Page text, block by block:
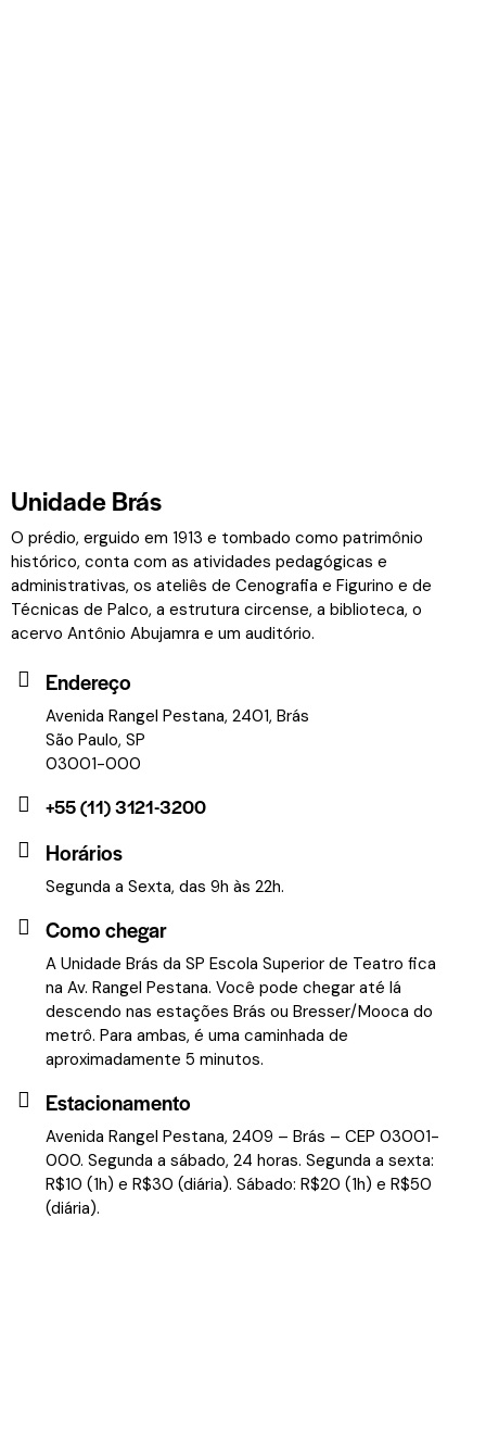
Unidade Brás
O prédio, erguido em 1913 e tombado como patrimônio
histórico, conta com as atividades pedagógicas e
administrativas, os ateliês de Cenografia e Figurino e de
Técnicas de Palco, a estrutura circense, a biblioteca, o
acervo Antônio Abujamra e um auditório.
Endereço
Avenida Rangel Pestana, 2401, Brás
São Paulo, SP
03001-000
+55 (11) 3121-3200
Horários
Segunda a Sexta, das 9h às 22h.
Como chegar
A Unidade Brás da SP Escola Superior de Teatro fica
na Av. Rangel Pestana. Você pode chegar até lá
descendo nas estações Brás ou Bresser/Mooca do
metrô. Para ambas, é uma caminhada de
aproximadamente 5 minutos.
Estacionamento
Avenida Rangel Pestana, 2409 – Brás – CEP 03001-
000. Segunda a sábado, 24 horas. Segunda a sexta:
R$10 (1h) e R$30 (diária). Sábado: R$20 (1h) e R$50
(diária).